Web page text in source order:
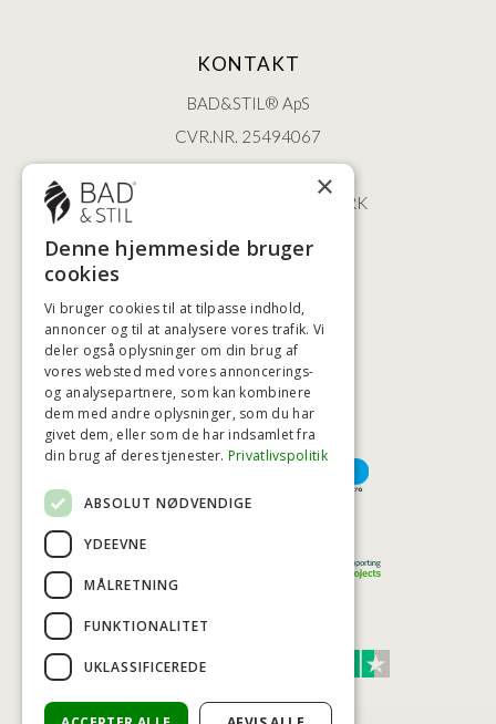
KONTAKT
BAD&STIL® ApS
CVR.NR. 25494067
ØSTERBROGADE 202
2100 KØBENHAVN • DANMARK
+45 3920 5084
HØJESTE KREDITVÆRDIGHED
BETALINGSMULIGHEDER
TRUST SCORE 4,7
×
Denne hjemmeside bruger
cookies
Vi bruger cookies til at tilpasse indhold,
annoncer og til at analysere vores trafik. Vi
deler også oplysninger om din brug af
vores websted med vores annoncerings-
og analysepartnere, som kan kombinere
dem med andre oplysninger, som du har
givet dem, eller som de har indsamlet fra
din brug af deres tjenester. Privatlivspolitik
ABSOLUT NØDVENDIGE
YDEEVNE
MÅLRETNING
FUNKTIONALITET
UKLASSIFICEREDE